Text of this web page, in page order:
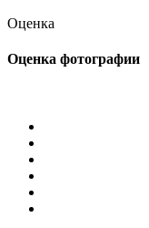
Оценка
Оценка фотографии